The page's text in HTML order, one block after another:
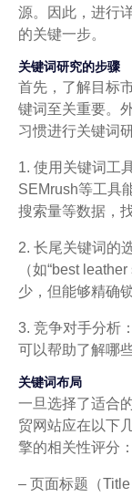
源。因此，进行
的关键一步。
关键词研究的步骤
首先，了解目标
键词至关重要。
习惯进行关键词
1. 使用关键词工
SEMrush等工具
搜索量等数据，
2. 长尾关键词的
（如“best
少，但能够精确
3. 竞争对手分析
可以帮助了解哪
关键词布局
一旦选择了适合
贸网站应在以下
擎的相关性评分：
– 页面标题（Title